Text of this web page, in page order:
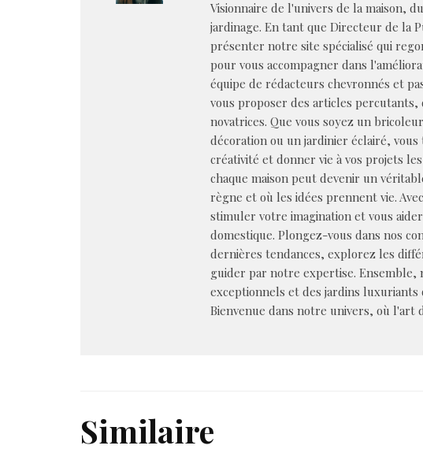
Visionnaire de l'univers de la maison,
jardinage. En tant que Directeur de la
présenter notre site spécialisé qui
pour vous accompagner dans
équipe de rédacteurs chevronnés et
vous proposer des articles percutants,
novatrices. Que vous soyez un
décoration ou un jardinier éclairé,
créativité et donner vie à vos projets
chaque maison peut devenir un
règne et où les idées prennent vie.
stimuler votre imagination et vous
domestique. Plongez-vous dans nos
dernières tendances, explorez les
guider par notre expertise. Ensemble,
exceptionnels et des jardins luxuriants
Bienvenue dans notre univers, où l'art
Similaire